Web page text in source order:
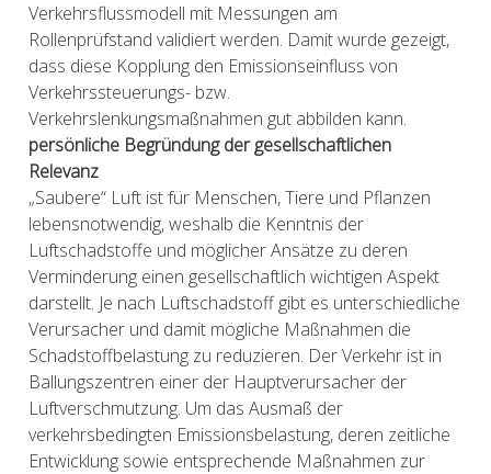
Verkehrsflussmodell mit Messungen am
Rollenprüfstand validiert werden. Damit wurde gezeigt,
dass diese Kopplung den Emissionseinfluss von
Verkehrssteuerungs- bzw.
Verkehrslenkungsmaßnahmen gut abbilden kann.
persönliche Begründung der gesellschaftlichen
Relevanz
„Saubere“ Luft ist für Menschen, Tiere und Pflanzen
lebensnotwendig, weshalb die Kenntnis der
Luftschadstoffe und möglicher Ansätze zu deren
Verminderung einen gesellschaftlich wichtigen Aspekt
darstellt. Je nach Luftschadstoff gibt es unterschiedliche
Verursacher und damit mögliche Maßnahmen die
Schadstoffbelastung zu reduzieren. Der Verkehr ist in
Ballungszentren einer der Hauptverursacher der
Luftverschmutzung. Um das Ausmaß der
verkehrsbedingten Emissionsbelastung, deren zeitliche
Entwicklung sowie entsprechende Maßnahmen zur